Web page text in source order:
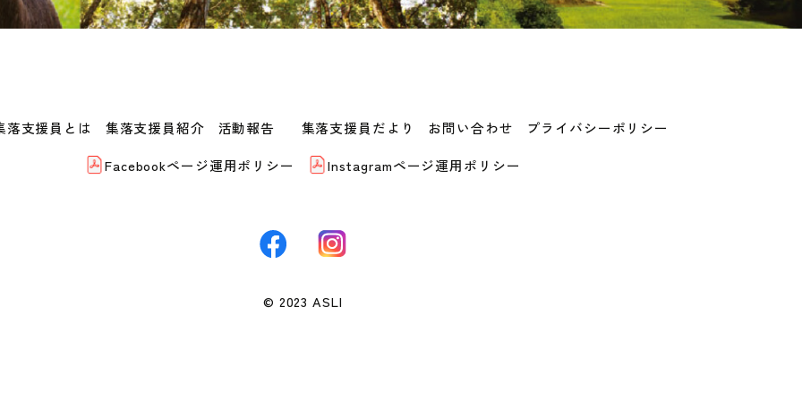
落支援員とは 集落支援員紹介 活動報告 集落支援員だより お問い合わせ
プライバシーポリシー
Facebookページ運用ポリシー
Instagramページ運用ポリシー
© 2023 ASLI